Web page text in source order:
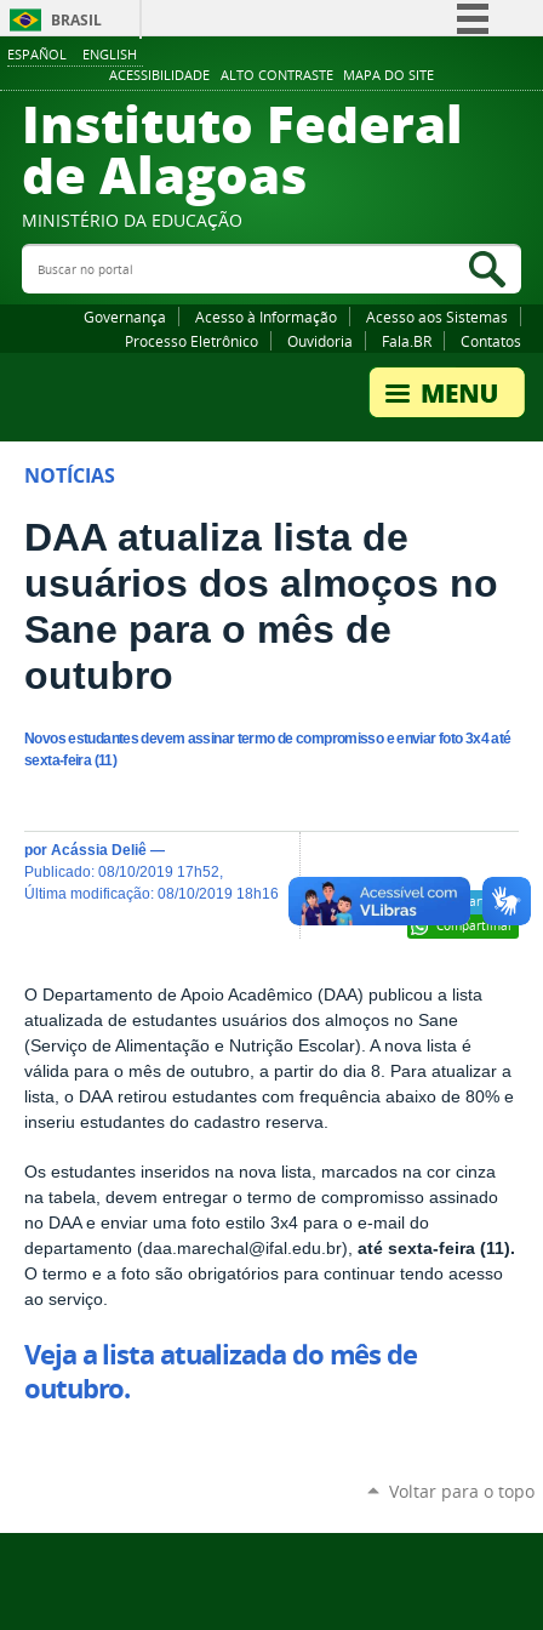
ESPAÑOL ENGLISH
ACESSIBILIDADE ALTO CONTRASTE MAPA DO SITE
BRASIL
Comunica BR
Participe
Canais
Instituto Federal
de Alagoas
MINISTÉRIO DA EDUCAÇÃO
Buscar no portal
Governança Acesso à Informação
Acesso aos Sistemas
Processo Eletrônico
Ouvidoria Fala.BR Contatos
NOTÍCIAS
DAA atualiza lista de
usuários dos almoços no
Sane para o mês de
outubro
Novos estudantes devem assinar termo de compromisso e enviar foto 3x4 até
sexta-feira (11)
Compartilhar
Compartilhar
por Acássia Deliê —
publicado: 08/10/2019 17h52
última modificação: 08/10/2019 18h16
O Departamento de Apoio Acadêmico (DAA) publicou a lista
atualizada de estudantes usuários dos almoços no Sane
(Serviço de Alimentação e Nutrição Escolar). A nova lista é
válida para o mês de outubro, a partir do dia 8. Para atualizar a
lista, o DAA retirou estudantes com frequência abaixo de 80% e
inseriu estudantes do cadastro reserva.
Os estudantes inseridos na nova lista, marcados na cor cinza
na tabela, devem entregar o termo de compromisso assinado
no DAA e enviar uma foto estilo 3x4 para o e-mail do
departamento (daa.marechal@ifal.edu.br), até sexta-feira (11).
O termo e a foto são obrigatórios para continuar tendo acesso
ao serviço.
Veja a lista atualizada do mês de
outubro.
Voltar para o topo